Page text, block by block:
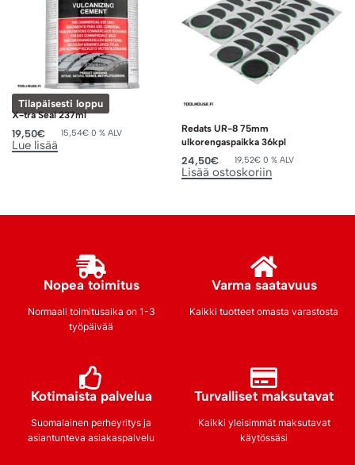
Tilapäisesti loppu
X-tra Seal 237ml
19,50€ 15,54€ 0 % ALV
Lue lisää
Redats UR-8 75mm
ulkorengaspaikka 36kpl
24,50€ 19,52€ 0 % ALV
Lisää ostoskoriin
Nopea toimitus
Normaali toimitusaika on 1-3
työpäivää
Varma saatavuus
Kaikki tuotteet omasta varastosta
Kotimaista palvelua
Suomalainen perheyritys ja
asiantunteva asiakaspalvelu
Turvalliset maksutavat
Kaikki yleisimmät maksutavat
käytössäsi